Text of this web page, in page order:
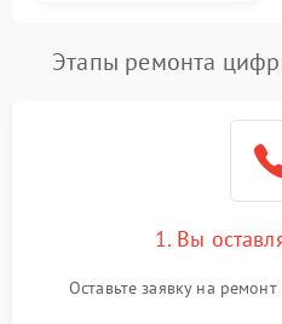
Этапы ремонта
1. Вы
Оставьте заявку на